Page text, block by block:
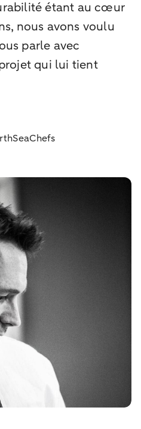
étant au cœur
nous avons voulu
parle avec
qui lui tient